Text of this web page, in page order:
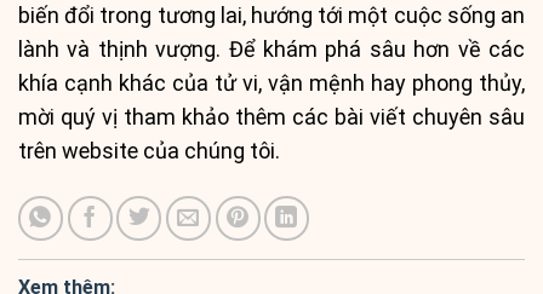
biến đổi trong tương lai, hướng tới một cuộc sống an
lành và thịnh vượng. Để khám phá sâu hơn về các
khía cạnh khác của tử vi, vận mệnh hay phong thủy,
mời quý vị tham khảo thêm các bài viết chuyên sâu
trên website của chúng tôi.
Xem thêm: